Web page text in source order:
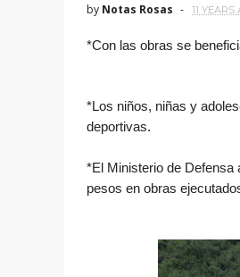
by Notas Rosas 11 YEARS
*Con las obras se
*Los niños, niñas y
deportivas.
*El Ministerio de Defensa
pesos en obras